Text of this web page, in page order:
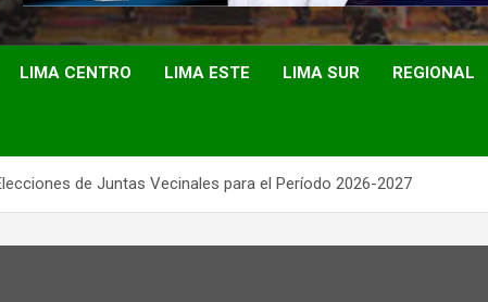
LIMA CENTRO LIMA ESTE LIMA SUR REGIONAL
de Juntas Vecinales para el Período 2026-2027